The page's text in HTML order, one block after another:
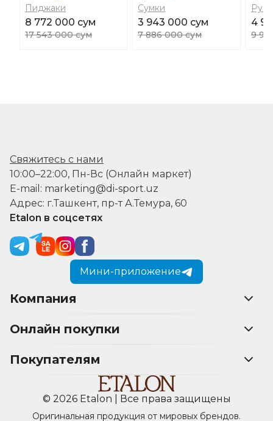
Пиджаки
8 772 000 сум
17 543 000 сум
Сумки
3 943 000 сум
7 886 000 сум
4
9
Свяжитесь с нами
10:00–22:00, Пн-Вс (Онлайн маркет)
E-mail: marketing@di-sport.uz
Адрес: г.Ташкент, пр-т А.Темура, 60
Etalon в соцсетях
Мини-приложение
Компания
Онлайн покупки
Покупателям
© 2026 Etalon | Все права защищены
Оригинальная продукция от мировых брендов.